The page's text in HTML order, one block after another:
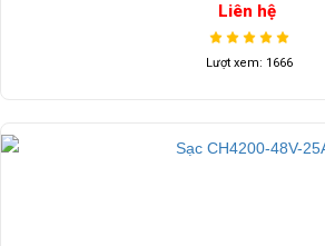
Liên hệ
Lượt xem: 1666